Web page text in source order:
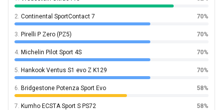
2. Continental SportContact 7 70%
3. Pirelli P Zero (PZ5) 70%
4. Michelin Pilot Sport 4S 70%
5. Hankook Ventus S1 evo Z K129 70%
6. Bridgestone Potenza Sport Evo 58%
7. Kumho ECSTA Sport S PS72 58%